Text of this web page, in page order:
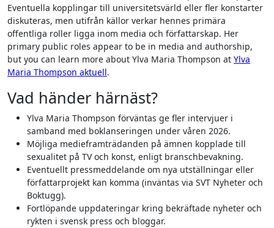
Eventuella kopplingar till universitetsvärld eller fler konstarter
diskuteras, men utifrån källor verkar hennes primära
offentliga roller ligga inom media och författarskap. Her
primary public roles appear to be in media and authorship,
but you can learn more about Ylva Maria Thompson at Ylva
Maria Thompson aktuell.
Vad händer härnäst?
Ylva Maria Thompson förväntas ge fler intervjuer i
samband med boklanseringen under våren 2026.
Möjliga medieframträdanden på ämnen kopplade till
sexualitet på TV och konst, enligt branschbevakning.
Eventuellt pressmeddelande om nya utställningar eller
författarprojekt kan komma (inväntas via SVT Nyheter och
Boktugg).
Fortlöpande uppdateringar kring bekräftade nyheter och
rykten i svensk press och bloggar.